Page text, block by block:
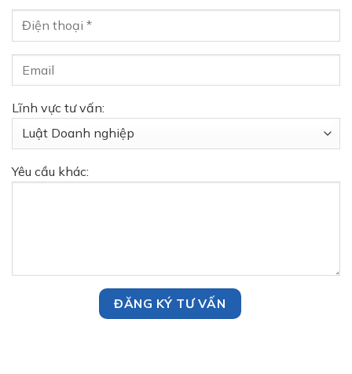
Lĩnh vực tư vấn:
Yêu cầu khác: